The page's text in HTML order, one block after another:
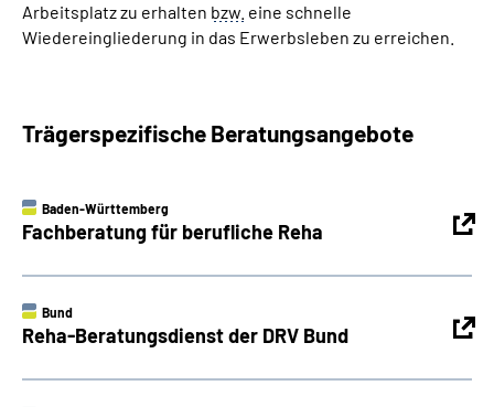
Arbeitsplatz zu erhalten bzw. eine schnelle
Wiedereingliederung in das Erwerbsleben zu erreichen.
Trägerspezifische Beratungsangebote
Baden-Württemberg
Fachberatung für berufliche Reha
Bund
Reha-Beratungsdienst der DRV Bund